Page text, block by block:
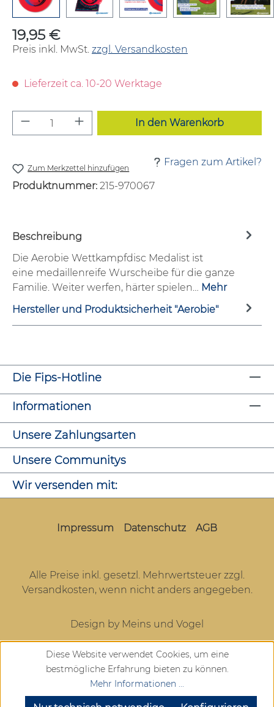
Regulärer Preis:
19,95 €
Preis inkl. MwSt. zzgl. Versandkosten
Lieferzeit ca. 10-20 Werktage
Produkt Anzahl: Gib den
In den Warenkorb
Zum Merkzettel hinzufügen
Fragen zum Artikel?
Produktnummer: 215-970067
Beschreibung
Die Aerobie Wettkampfdisc Medalist ist
eine medaillenreife Wurscheibe für die ganze
Familie. Weiter werfen, härter spielen… Mehr
Hersteller und Produktsicherheit "Aerobie"
Die Fips-Hotline
Informationen
Unsere Zahlungsarten
Unsere Communitys
Wir versenden mit:
Impressum Datenschutz AGB
Alle Preise inkl. gesetzl. Mehrwertsteuer zzgl.
Versandkosten, wenn nicht anders angegeben.
Design by Meins und Vogel
Diese Website verwendet Cookies, um eine
bestmögliche Erfahrung bieten zu können.
Mehr Informationen ...
SEHR GUT (4.72 / 5)
aus904Bewertungen bei: google.com, trustedshops.de, shopvote.de ⓘ